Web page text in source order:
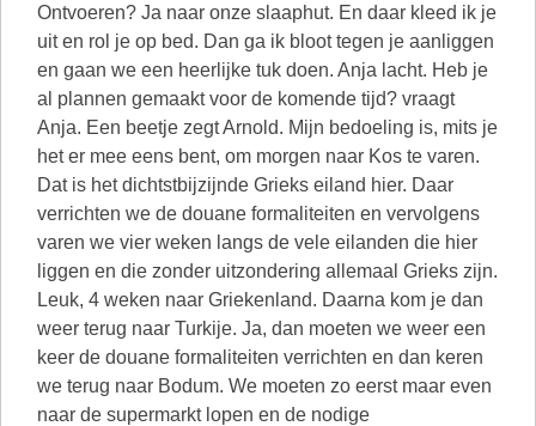
Ontvoeren? Ja naar onze slaaphut. En daar kleed ik je
uit en rol je op bed. Dan ga ik bloot tegen je aanliggen
en gaan we een heerlijke tuk doen. Anja lacht. Heb je
al plannen gemaakt voor de komende tijd? vraagt
Anja. Een beetje zegt Arnold. Mijn bedoeling is, mits je
het er mee eens bent, om morgen naar Kos te varen.
Dat is het dichtstbijzijnde Grieks eiland hier. Daar
verrichten we de douane formaliteiten en vervolgens
varen we vier weken langs de vele eilanden die hier
liggen en die zonder uitzondering allemaal Grieks zijn.
Leuk, 4 weken naar Griekenland. Daarna kom je dan
weer terug naar Turkije. Ja, dan moeten we weer een
keer de douane formaliteiten verrichten en dan keren
we terug naar Bodum. We moeten zo eerst maar even
naar de supermarkt lopen en de nodige